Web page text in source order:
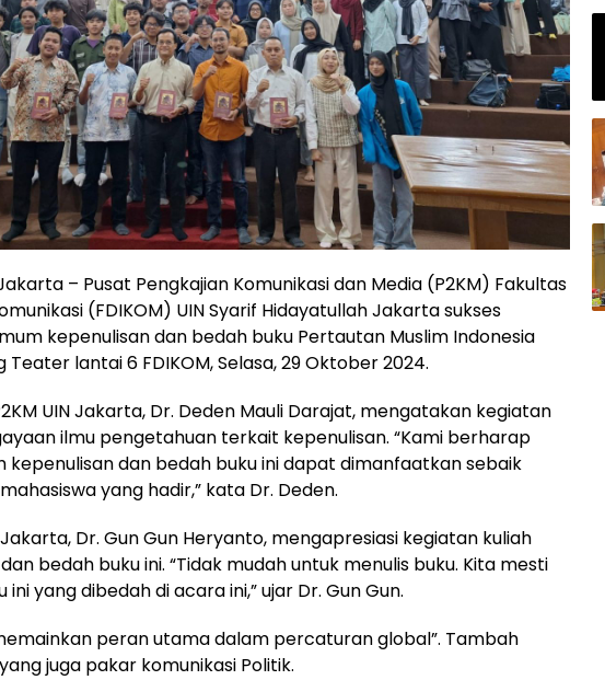
– Pusat Pengkajian Komunikasi dan Media (P2KM) Fakultas
(FDIKOM) UIN Syarif Hidayatullah Jakarta sukses
kepenulisan dan bedah buku Pertautan Muslim Indonesia
Teater lantai 6 FDIKOM, Selasa, 29 Oktober 2024.
UIN Jakarta, Dr. Deden Mauli Darajat, mengatakan kegiatan
ilmu pengetahuan terkait kepenulisan. “Kami berharap
kepenulisan dan bedah buku ini dapat dimanfaatkan sebaik
yang hadir,” kata Dr. Deden.
Jakarta, Dr. Gun Gun Heryanto, mengapresiasi kegiatan kuliah
bedah buku ini. “Tidak mudah untuk menulis buku. Kita mesti
yang dibedah di acara ini,” ujar Dr. Gun Gun.
peran utama dalam percaturan global”. Tambah
juga pakar komunikasi Politik.